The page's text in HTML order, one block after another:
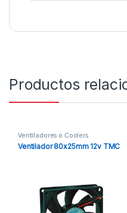
Productos
Ventiladores o Coolers
Ventilador 80x25mm 12v TMC